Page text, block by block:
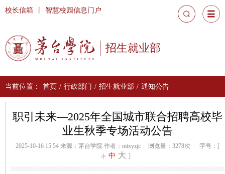
招生就业部
校长信箱 智慧校园信息门户
当前位置： 首页 / 行政部门 / 招生就业部 / 通知公告
职引未来—2025年全国城市联合招聘高校毕
业生秋季专场活动公告
2025-10-16 15:54 来源：茅台学院 作者：mtxyzjc 浏览量：3278次 字号：[
小 中 大 ]